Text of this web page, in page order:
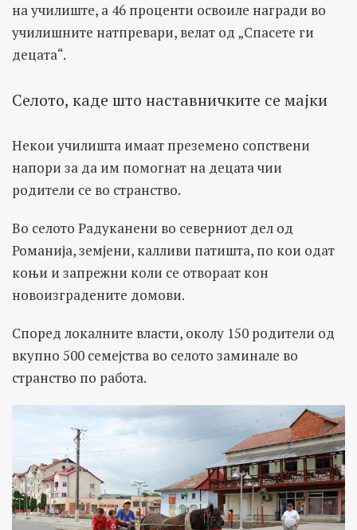
на училиште, а 46 проценти освоиле награди во
училишните натпревари, велат од „Спасете ги
децата“.
Селото, каде што наставничките се мајки
Некои училишта имаат преземено сопствени
напори за да им помогнат на децата чии
родители се во странство.
Во селото Радуканени во северниот дел од
Романија, земјени, калливи патишта, по кои одат
коњи и запрежни коли се отвораат кон
новоизградените домови.
Според локалните власти, околу 150 родители од
вкупно 500 семејства во селото заминале во
странство по работа.